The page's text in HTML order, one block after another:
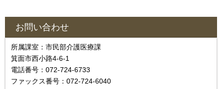
お問い合わせ
所属課室：市民部介護医療課
箕面市西小路4‐6‐1
電話番号：072-724-6733
ファックス番号：072-724-6040